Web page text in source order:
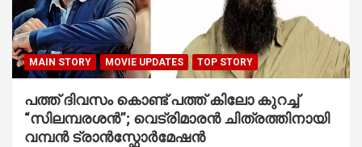
MAIN STORY MOVIE UPDATES TOP STORY
പത്ത് ദിവസം കൊണ്ട് പത്ത് കിലോ കുറച്ച്
“സിലമ്പരശൻ”; വെട്രിമാരൻ ചിത്രത്തിനായി
വമ്പൻ ട്രാൻസ്ഫോർമേഷൻ